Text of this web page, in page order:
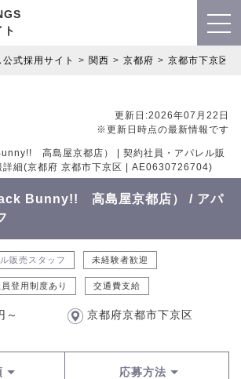
式採用サイト 関西 京都府 京都市下京区
更新日:2026年07月22日
※更新日時点の最新情報です
高島屋京都店） | 契約社員・アパレル販
詳細(京都府 京都市下京区 | AE0630726704)
Bunny!! 高島屋京都店） / アパ
販売スタッフ 未経験者歓迎
登用制度あり 交通費支給
～
京都府京都市下京区
応募方法